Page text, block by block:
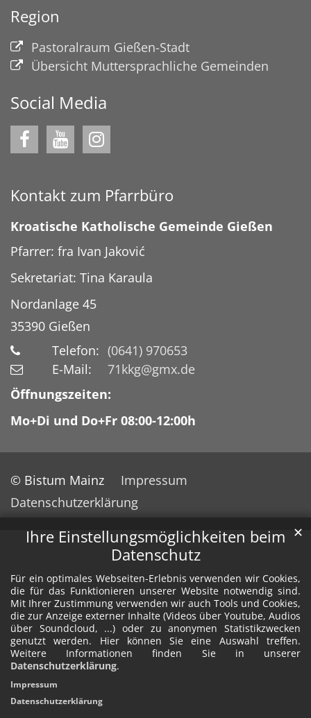
Ihre Einstellungsmöglichkeiten beim
Datenschutz
Für ein optimales Webseiten-Erlebnis verwenden wir Cookies,
die für das Funktionieren unserer Website notwendig sind.
Mit Ihrer Zustimmung verwenden wir auch Tools und Cookies,
die zur Anzeige externer Inhalte (Videos über Youtube, Audios
über Soundcloud, ...) oder zu anonymen Statistikzwecken
genutzt werden. Hier können Sie eine Auswahl treffen.
Weitere Informationen finden Sie in unserer
Datenschutzerklärung.
✕
Impressum
Datenschutzerklärung
Region
Pastoralraum Gießen-Stadt
Übersicht Muttersprachliche Gemeinden
Social Media
Kontakt zum Pfarrbüro
Kroatische Katholische Gemeinde Gießen
Pfarrer: fra Ivan Jaković
Sekretariat: Tina Karaula
Nordanlage 45
35390 Gießen
Telefon: (0641) 970653
E-Mail:
71kkg@gmx.de
Öffnungszeiten:
Mo+Di und Do+Fr 08:00-12:00h
© Bistum Mainz
Impressum
Datenschutzerklärung